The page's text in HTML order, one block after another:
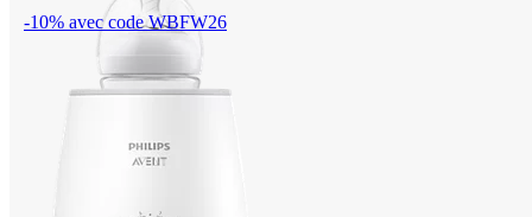
-10% avec code WBFW26